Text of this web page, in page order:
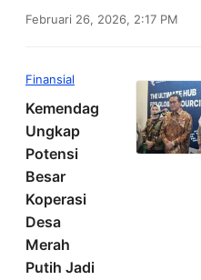
Februari 26, 2026, 2:17 PM
Finansial
Kemendag
Ungkap
Potensi
Besar
Koperasi
Desa
Merah
Putih Jadi